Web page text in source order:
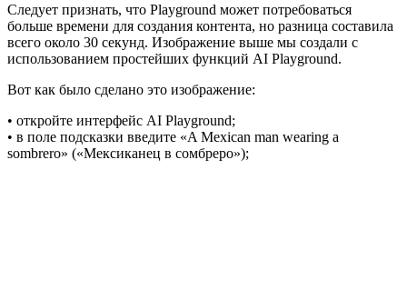
Следует признать, что Playground может потребоваться
больше времени для создания контента, но разница составила
всего около 30 секунд. Изображение выше мы создали с
использованием простейших функций AI Playground.
Вот как было сделано это изображение:
• откройте интерфейс AI Playground;
• в поле подсказки введите «A Mexican man wearing a
sombrero» («Мексиканец в сомбреро»);